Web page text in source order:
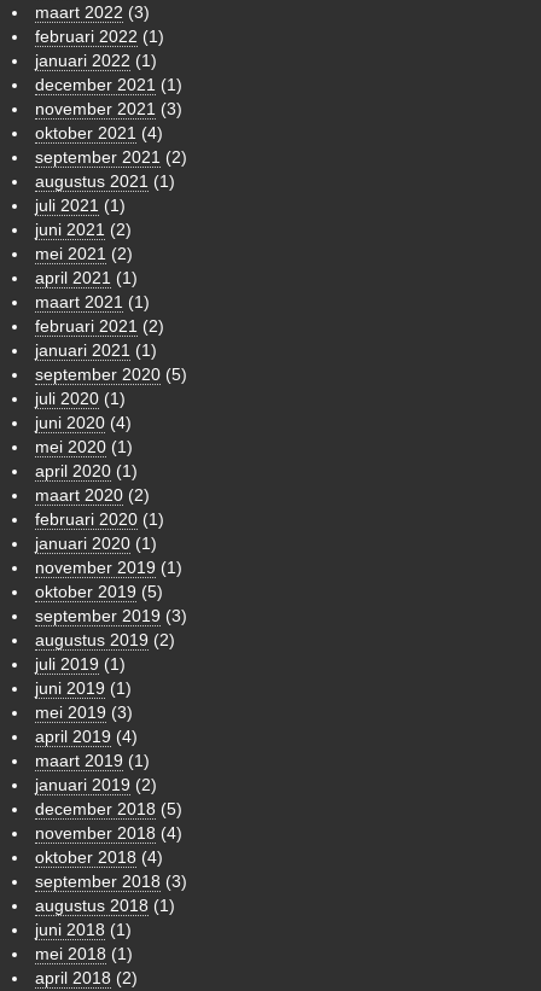
maart 2022 (3)
februari 2022 (1)
januari 2022 (1)
december 2021 (1)
november 2021 (3)
oktober 2021 (4)
september 2021 (2)
augustus 2021 (1)
juli 2021 (1)
juni 2021 (2)
mei 2021 (2)
april 2021 (1)
maart 2021 (1)
februari 2021 (2)
januari 2021 (1)
september 2020 (5)
juli 2020 (1)
juni 2020 (4)
mei 2020 (1)
april 2020 (1)
maart 2020 (2)
februari 2020 (1)
januari 2020 (1)
november 2019 (1)
oktober 2019 (5)
september 2019 (3)
augustus 2019 (2)
juli 2019 (1)
juni 2019 (1)
mei 2019 (3)
april 2019 (4)
maart 2019 (1)
januari 2019 (2)
december 2018 (5)
november 2018 (4)
oktober 2018 (4)
september 2018 (3)
augustus 2018 (1)
juni 2018 (1)
mei 2018 (1)
april 2018 (2)